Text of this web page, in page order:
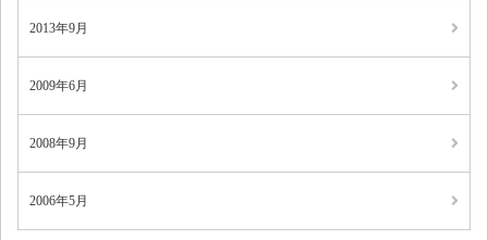
2013年9月
2009年6月
2008年9月
2006年5月